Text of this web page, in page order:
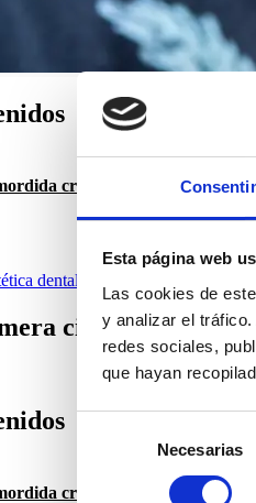
Esta página web
Las cookies de
y analizar el
redes sociales,
que hayan
consentimiento
Necesarias
cruzada con Invisalign
dental
cita
cruzada con Invisalign